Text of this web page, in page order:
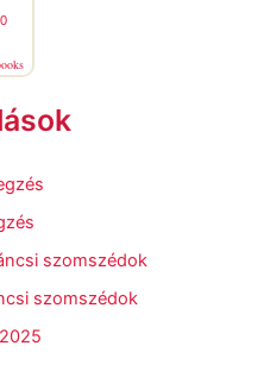
szomszédok
szomszédok